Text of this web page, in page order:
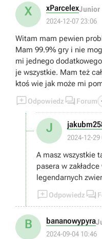
X xParcelexJunior
2024-12-07 23:06
Witam mam pewien
Mam 99.9% gry i nie
mi jednego
je wszystkie. Mam też
ktoś wie jak może mi
Odpowiedz  Forum
J
2024-12-29
A masz wszystkie
pasera w
legendarnych
Odpowiedz 
B bananowypyra
2024-09-04 10:46